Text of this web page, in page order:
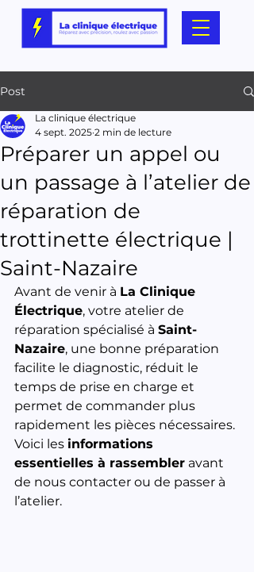
Post
Préparer un appel ou
un passage à l’atelier de
réparation de
trottinette électrique |
Saint-Nazaire
La clinique électrique
4 sept. 2025 2 min de lecture
Avant de venir à La Clinique
Électrique, votre atelier de
réparation spécialisé à Saint-
Nazaire, une bonne préparation
facilite le diagnostic, réduit le
temps de prise en charge et
permet de commander plus
rapidement les pièces nécessaires.
Voici les informations
essentielles à rassembler avant
de nous contacter ou de passer à
l’atelier.